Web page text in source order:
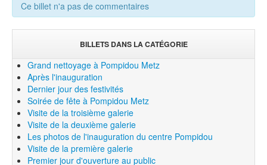
Ce billet n'a pas de commentaires
BILLETS DANS LA CATÉGORIE
Grand nettoyage à Pompidou Metz
Après l'inauguration
Dernier jour des festivités
Soirée de fête à Pompidou Metz
Visite de la troisième galerie
Visite de la deuxième galerie
Les photos de l'inauguration du centre Pompidou
Visite de la première galerie
Premier jour d'ouverture au public